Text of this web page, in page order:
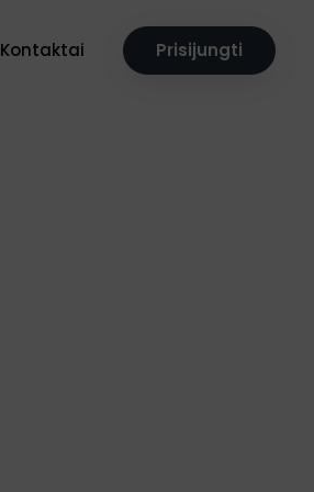
Kontaktai Prisijungti